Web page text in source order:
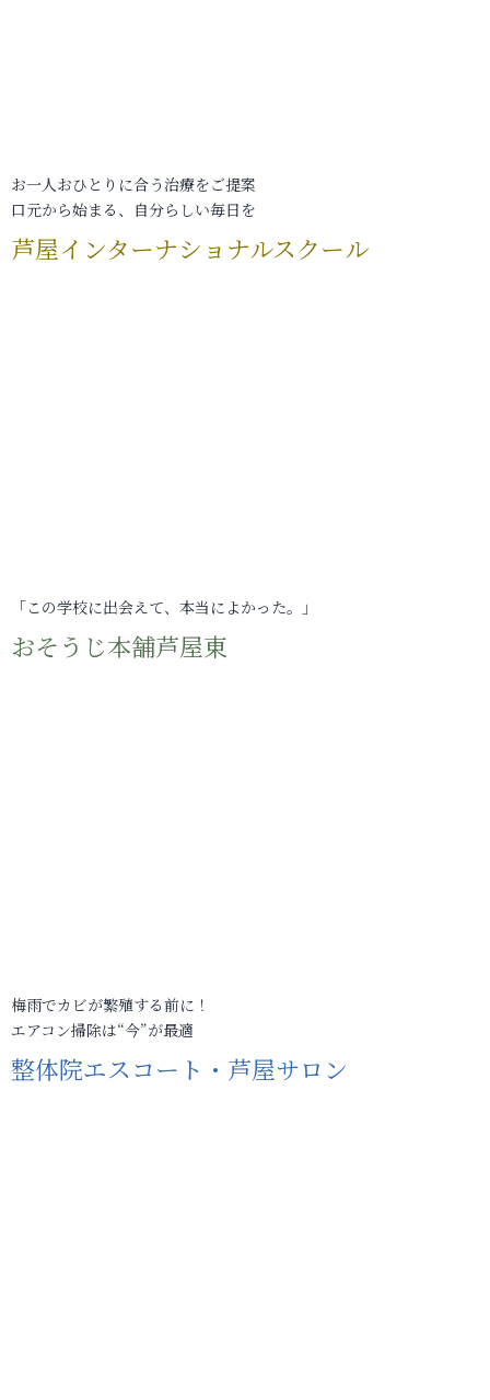
お一人おひとりに合う治療をご提案
口元から始まる、自分らしい毎日を
芦屋インターナショナルスクール
「この学校に出会えて、本当によかった。」
おそうじ本舗芦屋東
梅雨でカビが繁殖する前に！
エアコン掃除は“今”が最適
整体院エスコート・芦屋サロン